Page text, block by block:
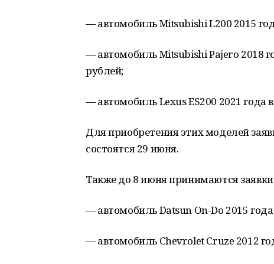
— автомобиль Mitsubishi L200 2015
— автомобиль Mitsubishi Pajero 2018
рублей;
— автомобиль Lexus ES200 2021 года
Для приобретения этих моделей
состоятся 29 июня.
Также до 8 июня принимаются
— автомобиль Datsun On-Do 2015
— автомобиль Chevrolet Cruze 2012